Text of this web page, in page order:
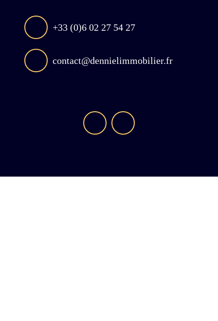
+33 (0)6 02 27 54 27
contact@dennielimmobilier.fr